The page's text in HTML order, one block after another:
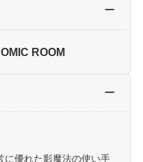
ROOM
に優れた影魔法の使い手